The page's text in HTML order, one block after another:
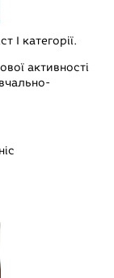
І категорії.
активності